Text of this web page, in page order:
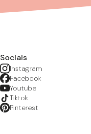
Socials
Instagram
Facebook
Youtube
Tiktok
Pinterest